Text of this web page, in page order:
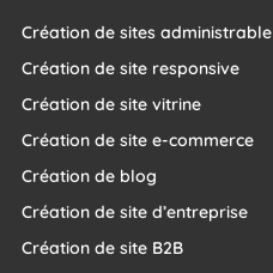
Création de sites administrable
Création de site responsive
Création de site vitrine
Création de site e-commerce
Création de blog
Création de site d’entreprise
Création de site B2B